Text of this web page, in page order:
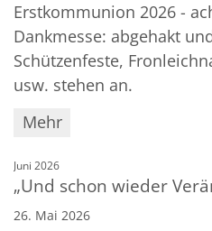
Erstkommunion 2026 -
Dankmesse: abgehakt
Schützenfeste,
usw. stehen an.
Mehr
Juni 2026:
„Und schon wieder
26. Mai 2026